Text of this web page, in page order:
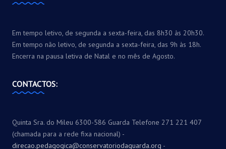
Em tempo letivo, de segunda a sexta-feira, das 8h30 às 20h30.
Em tempo não letivo, de segunda a sexta-feira, das 9h às 18h.
Encerra na pausa letiva de Natal e no mês de Agosto.
CONTACTOS:
Quinta Sra. do Mileu 6300-586 Guarda Telefone 271 221 407
(chamada para a rede fixa nacional) -
direcao.pedagogica@conservatoriodaguarda.org -